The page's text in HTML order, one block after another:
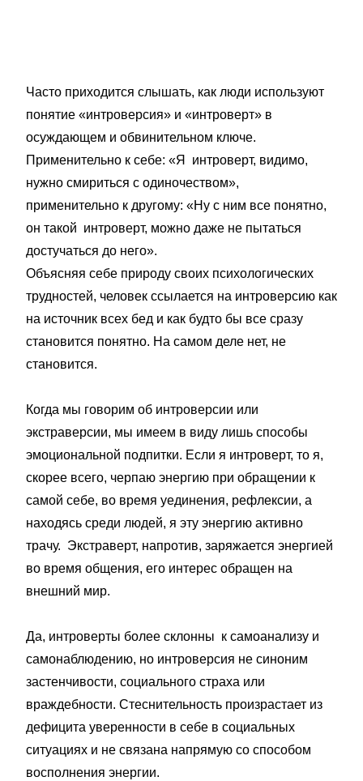
Часто приходится слышать, как люди используют
понятие «интроверсия» и «интроверт» в
осуждающем и обвинительном ключе.
Применительно к себе: «Я интроверт, видимо,
нужно смириться с одиночеством»,
применительно к другому: «Ну с ним все понятно,
он такой интроверт, можно даже не пытаться
достучаться до него».
Объясняя себе природу своих психологических
трудностей, человек ссылается на интроверсию как
на источник всех бед и как будто бы все сразу
становится понятно. На самом деле нет, не
становится.
Когда мы говорим об интроверсии или
экстраверсии, мы имеем в виду лишь способы
эмоциональной подпитки. Если я интроверт, то я,
скорее всего, черпаю энергию при обращении к
самой себе, во время уединения, рефлексии, а
находясь среди людей, я эту энергию активно
трачу. Экстраверт, напротив, заряжается энергией
во время общения, его интерес обращен на
внешний мир.
Да, интроверты более склонны к самоанализу и
самонаблюдению, но интроверсия не синоним
застенчивости, социального страха или
враждебности. Стеснительность произрастает из
дефицита уверенности в себе в социальных
ситуациях и не связана напрямую со способом
восполнения энергии.